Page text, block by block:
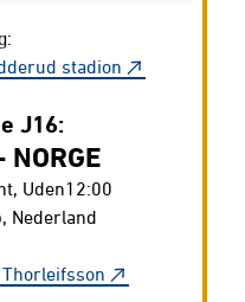
stadion
J16:
NORGE
Uden12:00
Nederland
Thorleifsson